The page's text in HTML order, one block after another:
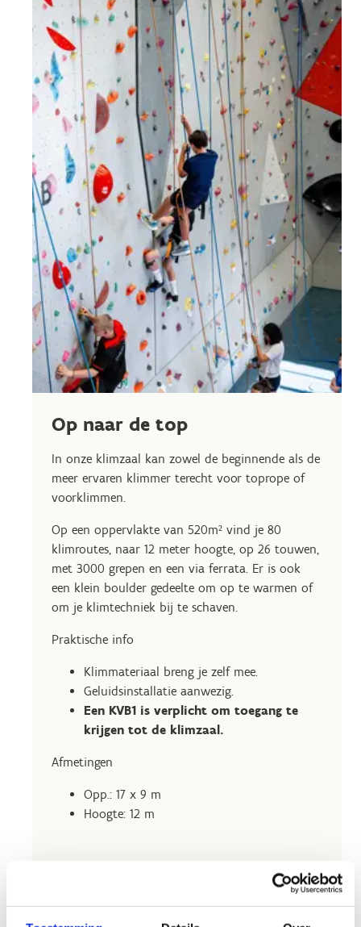
Op naar de top
In onze klimzaal kan zowel de beginnende als de
meer ervaren klimmer terecht voor toprope of
voorklimmen.
Op een oppervlakte van 520m² vind je 80
klimroutes, naar 12 meter hoogte, op 26 touwen,
met 3000 grepen en een via ferrata. Er is ook
een klein boulder gedeelte om op te warmen of
om je klimtechniek bij te schaven.
Praktische info
Klimmateriaal breng je zelf mee.
Geluidsinstallatie aanwezig.
Een KVB1 is verplicht om toegang te
krijgen tot de klimzaal.
Afmetingen
Opp.: 17 x 9 m
Hoogte: 12 m